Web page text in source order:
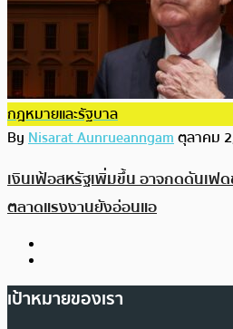
กฎหมายและรัฐบาล
ByNisarat Aunrueanngamตุลาคม
เงินเฟ้อสหรัฐเพิ่มขึ้น อาจกดดันเฟ
ตลาดแรงงานยังอ่อนแอ
เป้าหมายของเรา